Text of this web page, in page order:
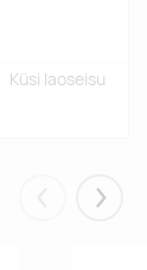
Küsi laoseisu
Eelmised